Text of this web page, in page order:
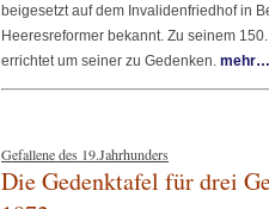
beigesetzt auf dem Invalidenfriedhof in
Heeresreformer bekannt. Zu seinem
errichtet um seiner zu Gedenken. mehr…
Gefallene des 19.Jahrhunders
Die Gedenktafel für drei